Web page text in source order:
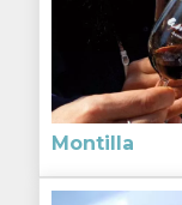
Montilla